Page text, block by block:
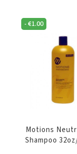
Neutralizing
Deep
Conditioning
Shampoo
-€1.00
Motions
Shampoo